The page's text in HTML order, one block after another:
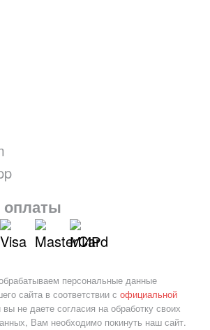
персональные данные
сайта в соответствии с официальной
не даете согласия на обработку своих
Вам необходимо покинуть наш сайт.